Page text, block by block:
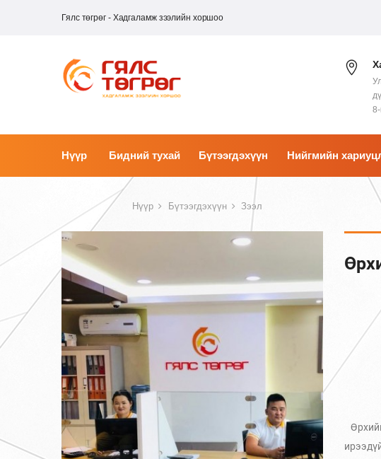
Гялс төгрөг - Хадгаламж зээлийн хоршоо
Нүүр Бидний тухай Бүтээгдэхүүн Нийгмийн
Нүүр Бүтээгдэхүүн Зээл